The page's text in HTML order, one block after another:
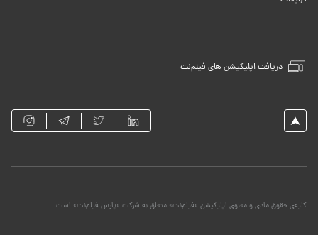
دریافت اپلیکیشن های فیلم‌نت
کلیه‌ی حقوق مادی و معنوی اپلیکیشن «فیلم‌نت» متعلق به شرکت «پارس فیلم‌نت» است.